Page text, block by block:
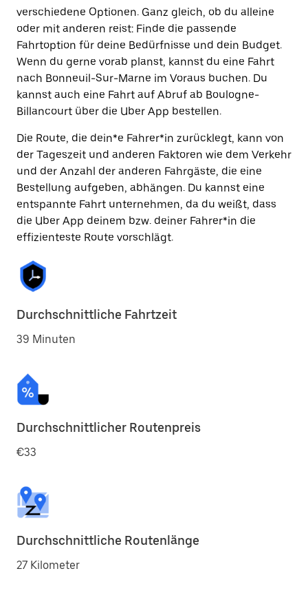
verschiedene Optionen. Ganz gleich, ob du alleine
oder mit anderen reist: Finde die passende
Fahrtoption für deine Bedürfnisse und dein Budget.
Wenn du gerne vorab planst, kannst du eine Fahrt
nach Bonneuil-Sur-Marne im Voraus buchen. Du
kannst auch eine Fahrt auf Abruf ab Boulogne-
Billancourt über die Uber App bestellen.
Die Route, die dein*e Fahrer*in zurücklegt, kann von
der Tageszeit und anderen Faktoren wie dem Verkehr
und der Anzahl der anderen Fahrgäste, die eine
Bestellung aufgeben, abhängen. Du kannst eine
entspannte Fahrt unternehmen, da du weißt, dass
die Uber App deinem bzw. deiner Fahrer*in die
effizienteste Route vorschlägt.
Durchschnittliche Fahrtzeit
39 Minuten
Durchschnittlicher Routenpreis
€33
Durchschnittliche Routenlänge
27 Kilometer